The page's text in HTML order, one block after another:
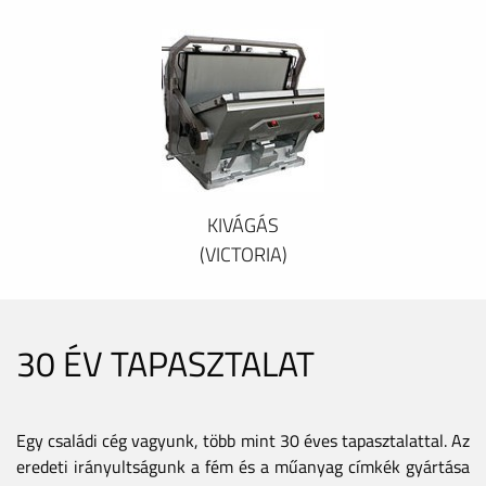
KIVÁGÁS
(VICTORIA)
30 ÉV TAPASZTALAT
Egy családi cég vagyunk, több mint 30 éves tapasztalattal. Az
eredeti irányultságunk a fém és a műanyag címkék gyártása